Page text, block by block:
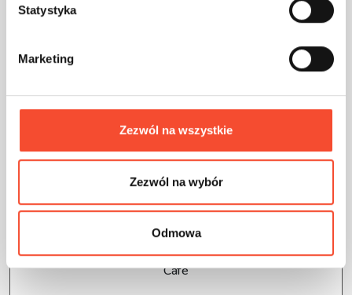
Statystyka
Marketing
Zezwól na wszystkie
Zezwól na wybór
Odmowa
Café